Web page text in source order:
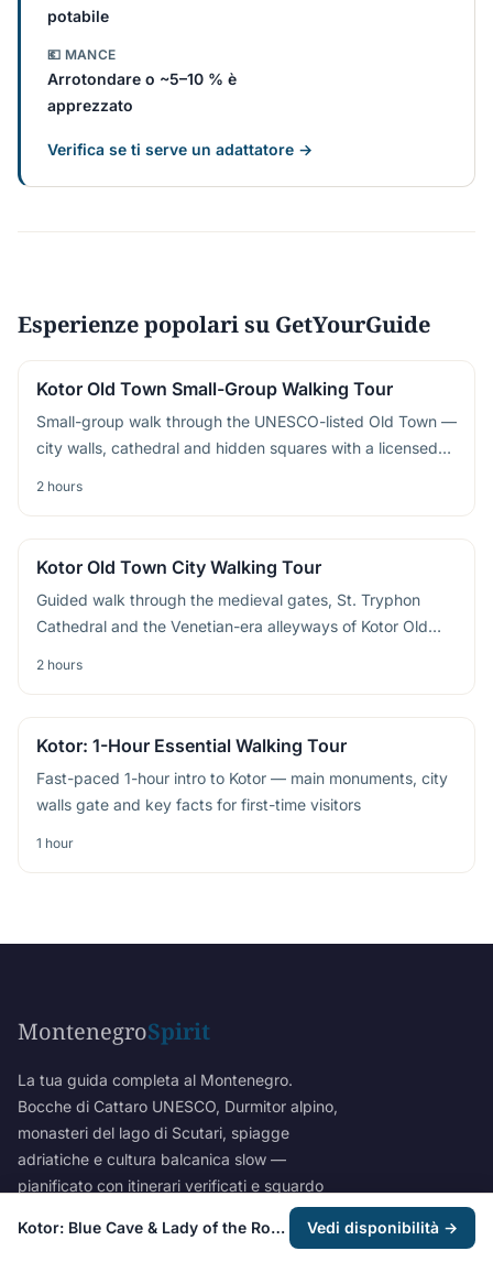
potabile
💶 MANCE
Arrotondare o ~5–10 % è
apprezzato
Verifica se ti serve un adattatore →
Esperienze popolari su GetYourGuide
Kotor Old Town Small-Group Walking Tour
Small-group walk through the UNESCO-listed Old Town —
city walls, cathedral and hidden squares with a licensed
2 hours
Kotor Old Town City Walking Tour
Guided walk through the medieval gates, St. Tryphon
Cathedral and the Venetian-era alleyways of Kotor Old
2 hours
Kotor: 1-Hour Essential Walking Tour
Fast-paced 1-hour intro to Kotor — main monuments, city
walls gate and key facts for first-time visitors
1 hour
Kotor: Blue Cave & Lady of the Rocks Group Boat Tour Vedi disponibilità →
MontenegroSpirit
La tua guida completa al Montenegro.
Bocche di Cattaro UNESCO, Durmitor alpino,
monasteri del lago di Scutari, spiagge
adriatiche e cultura balcanica slow —
pianificato con itinerari verificati e sguardo